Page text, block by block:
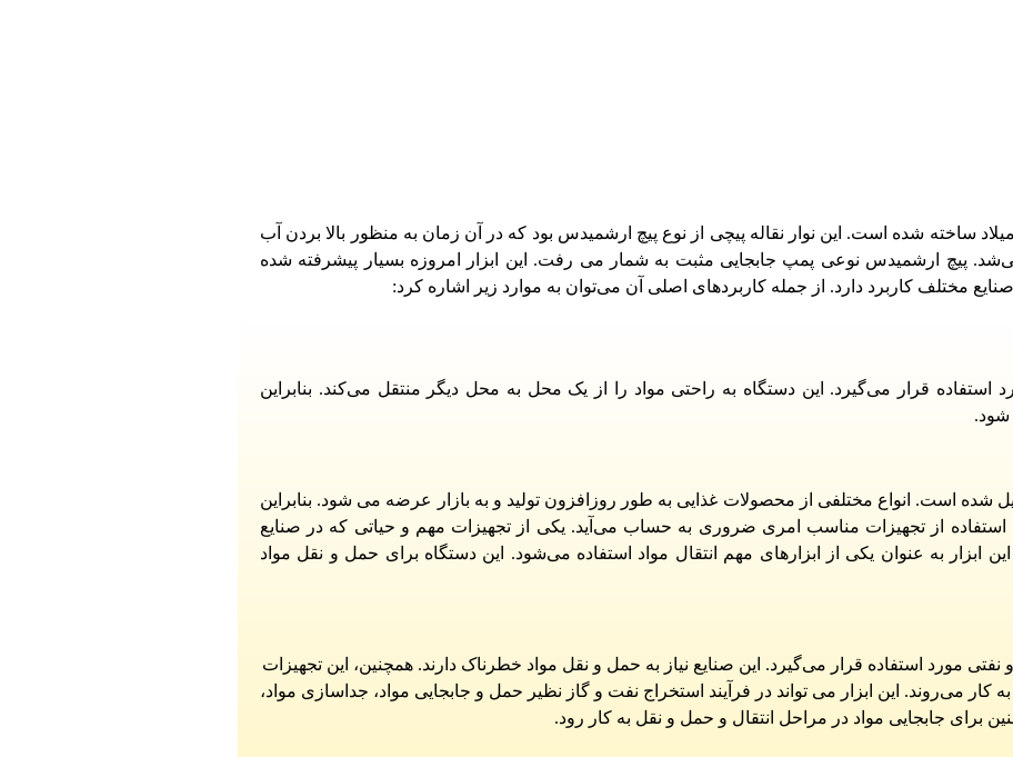
کانوایر در جهان حدود ۲۵۰ سال قبل از میلاد ساخته شده است. این نوار نقاله پیچی از نوع پیچ ارشمیدس بود که در آن زمان به منظور بالا بردن آب
پیچ ارشمیدس نوعی پمپ جابجایی مثبت به شمار می رفت. این ابزار امروزه بسیار پیشرفته شده
مختلف کاربرد دارد. از جمله کاربردهای اصلی آن می‌توان به موارد زیر اشاره کرد:
استفاده قرار می‌گیرد. این دستگاه به راحتی مواد را از یک محل به محل دیگر منتقل می‌کند. بنابراین
شود.
شده است. انواع مختلفی از محصولات غذایی به طور روزافزون تولید و به بازار عرضه می شود. بنابراین
استفاده از تجهیزات مناسب امری ضروری به حساب می‌آید. یکی از تجهیزات مهم و حیاتی که در صنایع
ابزار به عنوان یکی از ابزارهای مهم انتقال مواد استفاده می‌شود. این دستگاه برای حمل و نقل مواد
نفتی مورد استفاده قرار می‌گیرد. این صنایع نیاز به حمل و نقل مواد خطرناک دارند. همچنین، این تجهیزات
می‌روند. این ابزار می تواند در فرآیند استخراج نفت و گاز نظیر حمل و جابجایی مواد، جداسازی مواد،
برای جابجایی مواد در مراحل انتقال و حمل و نقل به کار رود.